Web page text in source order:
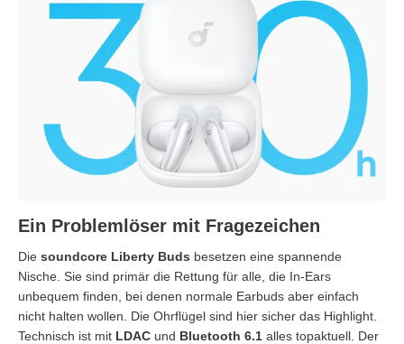
Ein Problemlöser mit Fragezeichen
Die soundcore Liberty Buds besetzen eine spannende
Nische. Sie sind primär die Rettung für alle, die In-Ears
unbequem finden, bei denen normale Earbuds aber einfach
nicht halten wollen. Die Ohrflügel sind hier sicher das Highlight.
Technisch ist mit LDAC und Bluetooth 6.1 alles topaktuell. Der